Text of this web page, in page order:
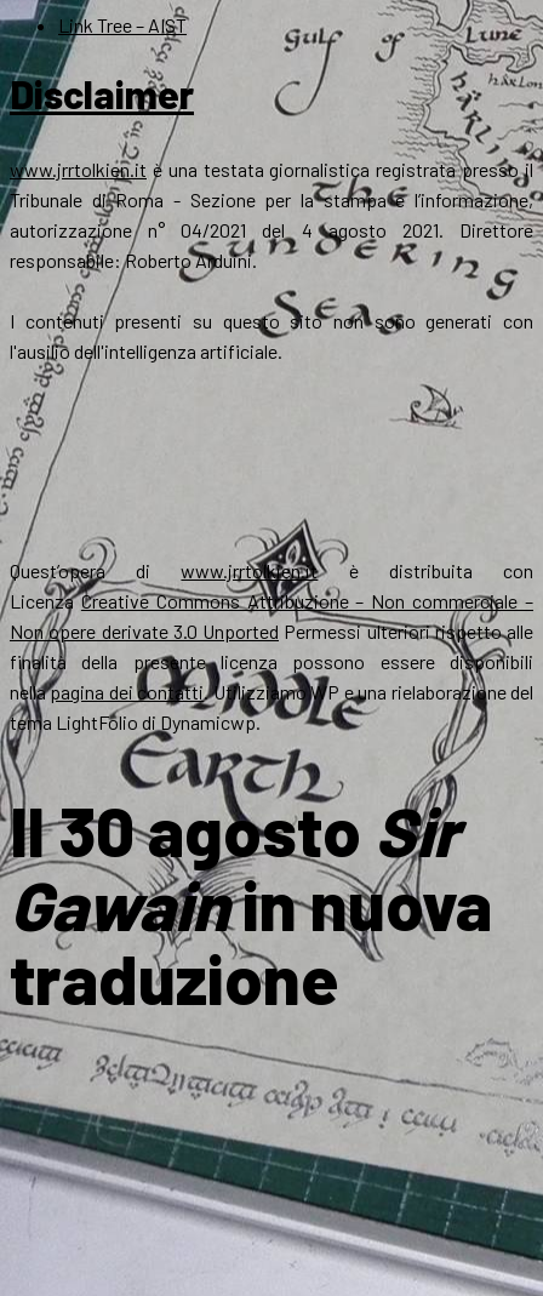
Link Tree – AIST
Disclaimer
www.jrrtolkien.it è una testata giornalistica registrata presso il
Tribunale di Roma - Sezione per la stampa e l’informazione,
autorizzazione n° 04/2021 del 4 agosto 2021. Direttore
responsabile: Roberto Arduini.
I contenuti presenti su questo sito non sono generati con
l'ausilio dell'intelligenza artificiale.
Quest’opera diwww.jrrtolkien.itè distribuita con
LicenzaCreative Commons Attribuzione – Non commerciale –
Non opere derivate 3.0 Unported Permessi ulteriori rispetto alle
finalità della presente licenza possono essere disponibili
nellapagina dei contatti. Utilizziamo WP e una rielaborazione del
tema LightFolio di Dynamicwp.
Il 30 agosto Sir
Gawainin nuova
traduzione